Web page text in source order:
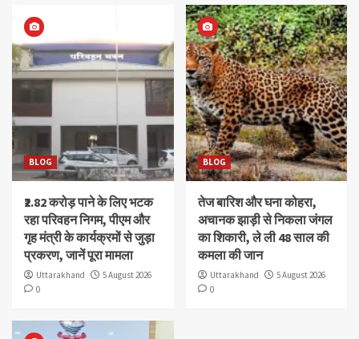
BLOG
₹2.82 करोड़ पाने के लिए भटक
रहा परिवहन निगम, पीएम और
गृह मंत्री के कार्यक्रमों से जुड़ा
प्रकरण, जानें पूरा मामला
Uttarakhand
5 August 2026
0
BLOG
तेज बारिश और घना कोहरा,
अचानक झाड़ी से निकला जंगल
का शिकारी, ले ली 48 साल की
कमला की जान
Uttarakhand
5 August 2026
0